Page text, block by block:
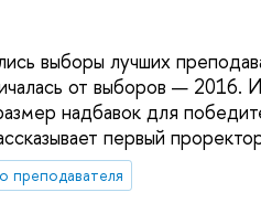
выборы лучших
от выборов — 2016.
надбавок для
первый
преподавателя